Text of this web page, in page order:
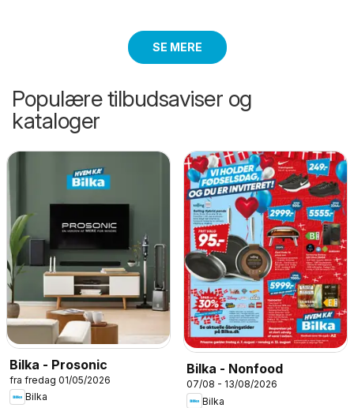
SE MERE
Populære tilbudsaviser og
kataloger
Bilka - Prosonic
fra fredag 01/05/2026
Bilka
Bilka - Nonfood
07/08 - 13/08/2026
Bilka